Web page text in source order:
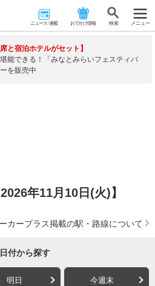
ニュース･連載 おでかけ情報 検 索 メニュー
と宿泊ホテルがセット】
能できる！「みなとみらいフェスティバ
を販売中
年11月10日(火)】
カープラス掲載の駅・路線について
日付から探す
明日 今週末